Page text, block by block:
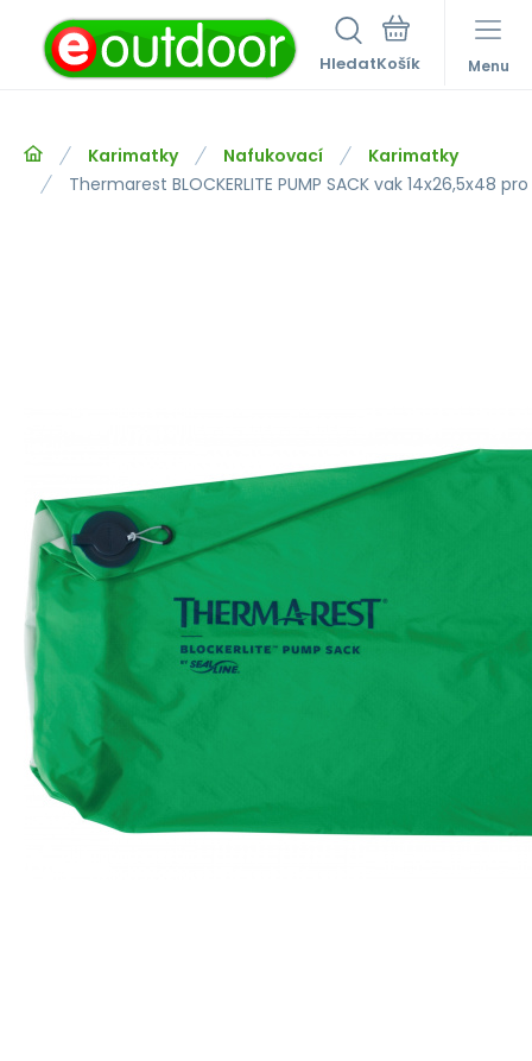
Hledat Menu
Karimatky Nafukovací
Karimatky
Thermarest BLOCKERLITE PUMP SACK vak 14x26,5x48